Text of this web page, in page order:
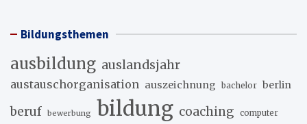
Bildungsthemen
ausbildung auslandsjahr
austauschorganisation auszeichnung bachelor berlin
beruf bewerbung bildung coaching computer